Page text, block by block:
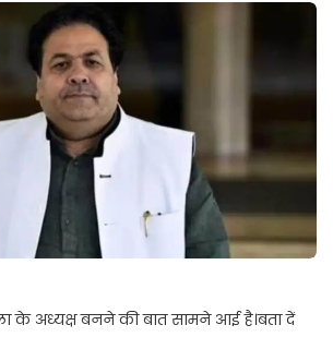
के अध्यक्ष बनने की बात सामने आई है।बता दें